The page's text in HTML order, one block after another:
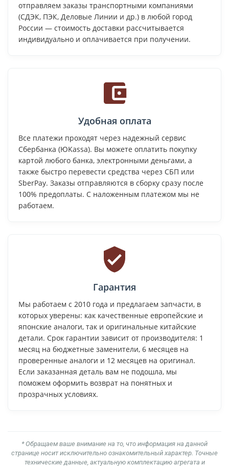
отправляем заказы транспортными компаниями
(СДЭК, ПЭК, Деловые Линии и др.) в любой город
России — стоимость доставки рассчитывается
индивидуально и оплачивается при получении.
Удобная оплата
Все платежи проходят через надежный сервис
Сбербанка (ЮKassa). Вы можете оплатить покупку
картой любого банка, электронными деньгами, а
также быстро перевести средства через СБП или
SberPay. Заказы отправляются в сборку сразу после
100% предоплаты. С наложенным платежом мы не
работаем.
Гарантия
Мы работаем с 2010 года и предлагаем запчасти, в
которых уверены: как качественные европейские и
японские аналоги, так и оригинальные китайские
детали. Срок гарантии зависит от производителя: 1
месяц на бюджетные заменители, 6 месяцев на
проверенные аналоги и 12 месяцев на оригинал.
Если заказанная деталь вам не подошла, мы
поможем оформить возврат на понятных и
прозрачных условиях.
* Обращаем ваше внимание на то, что информация на данной
странице носит исключительно ознакомительный характер. Точные
технические данные, актуальную комплектацию агрегата и